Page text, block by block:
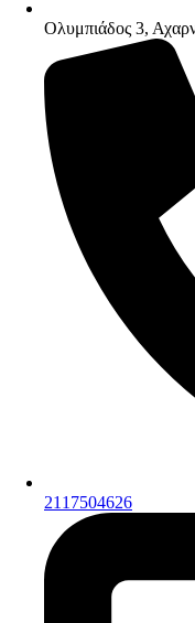
Ολυμπιάδος 3,
2117504626